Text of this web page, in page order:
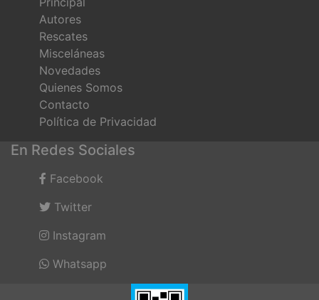
Autores
Rescates
Misceláneas
Novedades
Quienes Somos
Contacto
Política de Privacidad
En Redes Sociales
Facebook
Twitter
Instagram
Whatsapp